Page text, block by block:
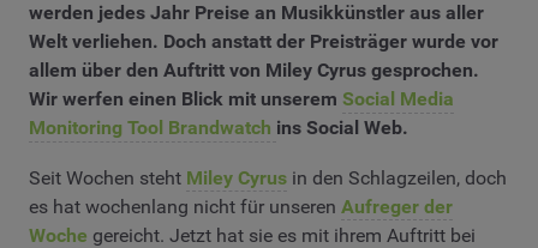
werden jedes Jahr Preise an Musikkünstler aus aller
Welt verliehen. Doch anstatt der Preisträger wurde vor
allem über den Auftritt von Miley Cyrus gesprochen.
Wir werfen einen Blick mit unserem Social Media
Monitoring Tool Brandwatch ins Social Web.
Seit Wochen steht Miley Cyrus in den Schlagzeilen, doch
es hat wochenlang nicht für unseren Aufreger der
Woche gereicht. Jetzt hat sie es mit ihrem Auftritt bei